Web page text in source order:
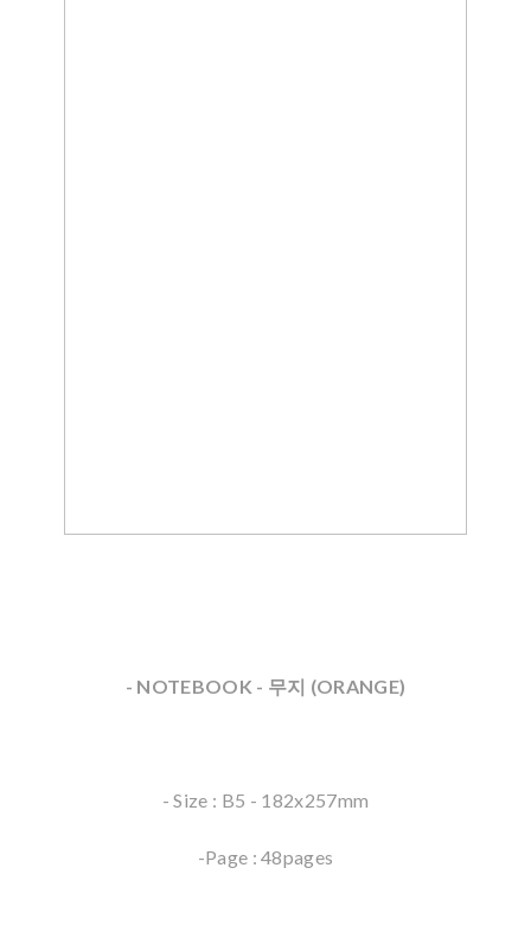
- NOTEBOOK - 무지 (ORANGE)
- Size : B5 - 182x257mm
-Page : 48pages